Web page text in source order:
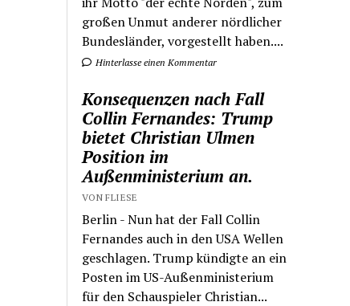
großen Unmut anderer nördlicher
Bundesländer, vorgestellt haben....
Hinterlasse einen Kommentar
Konsequenzen nach Fall
Collin Fernandes: Trump
bietet Christian Ulmen
Position im
Außenministerium an.
VON FLIESE
Berlin - Nun hat der Fall Collin
Fernandes auch in den USA Wellen
geschlagen. Trump kündigte an ein
Posten im US-Außenministerium
für den Schauspieler Christian...